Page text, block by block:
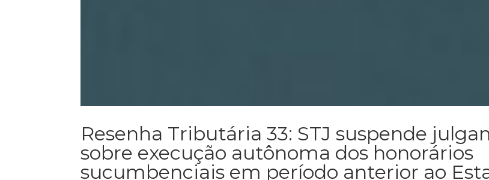
Resenha Tributária 33: STJ suspende
sobre execução autônoma dos honorários
sucumbenciais em período anterior ao